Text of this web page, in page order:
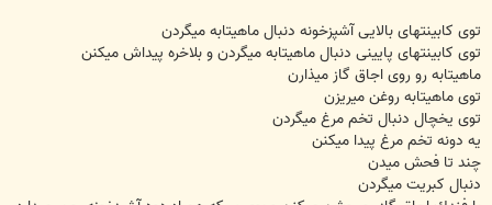
توی كابينتهای بالايی آشپزخونه دنبال ماهيتابه ميگردن
توی كابينتهای پايينی دنبال ماهيتابه ميگردن و بلاخره پيداش ميكنن
ماهيتابه رو روی اجاق گاز ميذارن
توی ماهيتابه روغن ميريزن
توی يخچال دنبال تخم مرغ ميگردن
يه دونه تخم مرغ پيدا ميكنن
چند تا فحش ميدن
دنبال كبريت ميگردن